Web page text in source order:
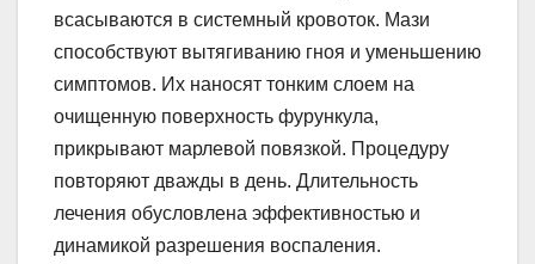
всасываются в системный кровоток. Мази
способствуют вытягиванию гноя и уменьшению
симптомов. Их наносят тонким слоем на
очищенную поверхность фурункула,
прикрывают марлевой повязкой. Процедуру
повторяют дважды в день. Длительность
лечения обусловлена эффективностью и
динамикой разрешения воспаления.